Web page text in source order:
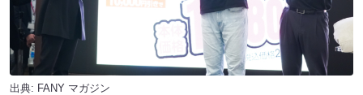
出典: FANY マガジン